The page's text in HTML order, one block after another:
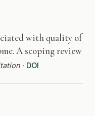
with quality of
A scoping review
· DOI